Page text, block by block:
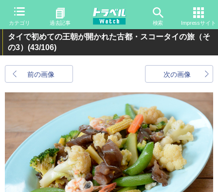
カテゴリ 過去記事 検索 Impressサイト
タイで初めての王朝が開かれた古都・スコータイの旅（そ
の3） (43/106)
前の画像 次の画像